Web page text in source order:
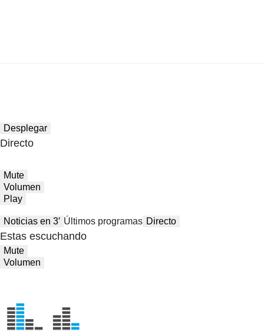
Desplegar
Directo
Mute
Volumen
Play
Noticias en 3′ Últimos programas Directo
Estas escuchando
Mute
Volumen